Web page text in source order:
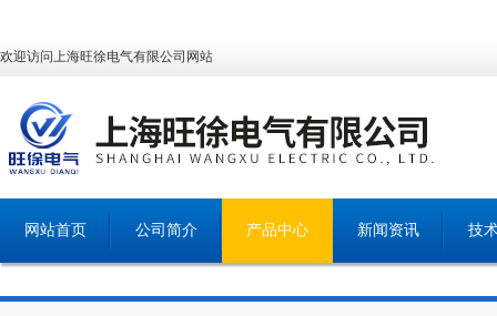
欢迎访问上海旺徐电气有限公司网站
网站首页 公司简介 产品中心 新闻资讯 技